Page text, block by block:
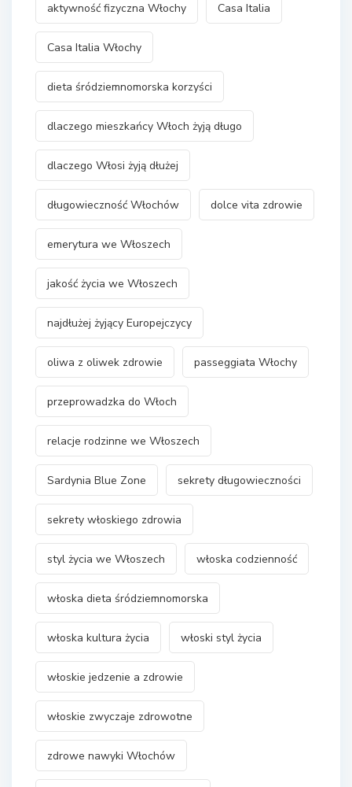
aktywność fizyczna Włochy Casa Italia
Casa Italia Włochy
dieta śródziemnomorska korzyści
dlaczego mieszkańcy Włoch żyją długo
dlaczego Włosi żyją dłużej
długowieczność Włochów dolce vita zdrowie
emerytura we Włoszech
jakość życia we Włoszech
najdłużej żyjący Europejczycy
oliwa z oliwek zdrowie passeggiata Włochy
przeprowadzka do Włoch
relacje rodzinne we Włoszech
Sardynia Blue Zone sekrety długowieczności
sekrety włoskiego zdrowia
styl życia we Włoszech włoska codzienność
włoska dieta śródziemnomorska
włoska kultura życia włoski styl życia
włoskie jedzenie a zdrowie
włoskie zwyczaje zdrowotne
zdrowe nawyki Włochów